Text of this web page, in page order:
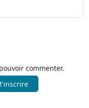
commenter.